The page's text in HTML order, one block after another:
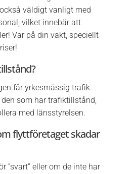
väldigt vanligt med
vilket innebär att
Var på din vakt, speciellt
får yrkesmässig trafik
som har trafiktillstånd,
med länsstyrelsen.
flyttföretaget skadar
”svart” eller om de inte har